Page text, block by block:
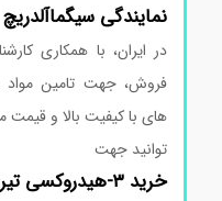
نمایندگیسیگماآلدریچ
در ایران، با همکاری
فروش، جهت تامین مواد
های با کیفیت بالا و قیمت
توانید جهت
خرید ۳-هیدروکسی تیروزول کد91404